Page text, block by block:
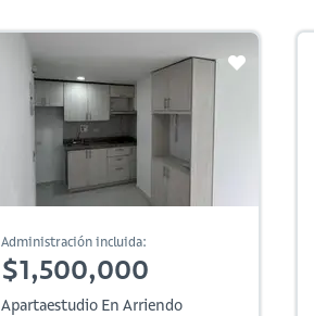
Administración incluida:
$1,500,000
Apartaestudio En Arriendo